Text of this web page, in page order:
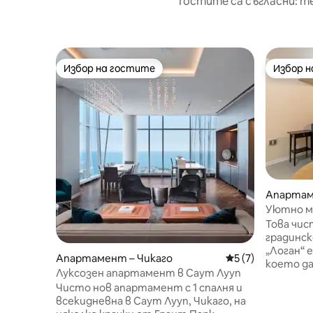
Избор на гостите
Избор на гостите
Апартамент – Чикаго Средна оценка:
5 (7)
Луксозен апартамент в Саут Лууп
Чисто нов апартамент с 1 спалня и
всекидневна в Саут Лууп, Чикаго, на
Избор
Избор
Уютно
баня в
Това
„Логан“
което